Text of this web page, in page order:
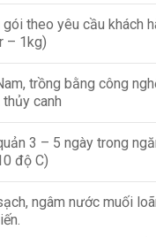
theo yêu cầu khách
– 1kg)
trồng bằng công
thủy canh
3 – 5 ngày trong
độ C)
ngâm nước muối